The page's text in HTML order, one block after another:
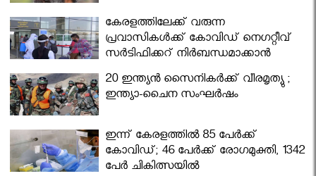
കേരളത്തിലേക്ക് വരുന്ന
പ്രവാസികള്‍ക്ക് കോവിഡ് നെഗറ്റീവ്
സര്‍ട്ടിഫിക്കറ്റ് നിർബന്ധമാക്കാൻ
മന്ത്രിസഭ
20 ഇന്ത്യൻ സൈനികർക്ക് വീരമൃത്യു ;
ഇന്ത്യാ-ചൈന സംഘർഷം
ഇന്ന് കേരളത്തിൽ 85 പേർക്ക്
കോവിഡ്; 46 പേർക്ക് രോഗമുക്തി, 1342
പേർ ചികിത്സയിൽ